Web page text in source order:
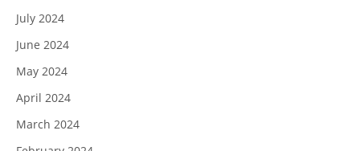
July 2024
June 2024
May 2024
April 2024
March 2024